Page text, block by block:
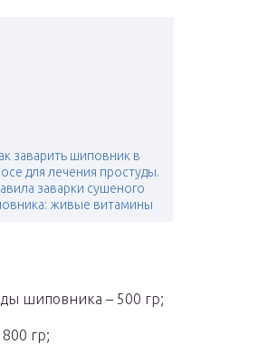
заварить шиповник в
для лечения простуды.
заварки сушеного
живые витамины
шиповника – 500 гр;
гр;